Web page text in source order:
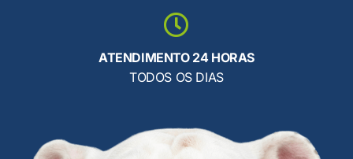
ATENDIMENTO 24 HORAS
TODOS OS DIAS